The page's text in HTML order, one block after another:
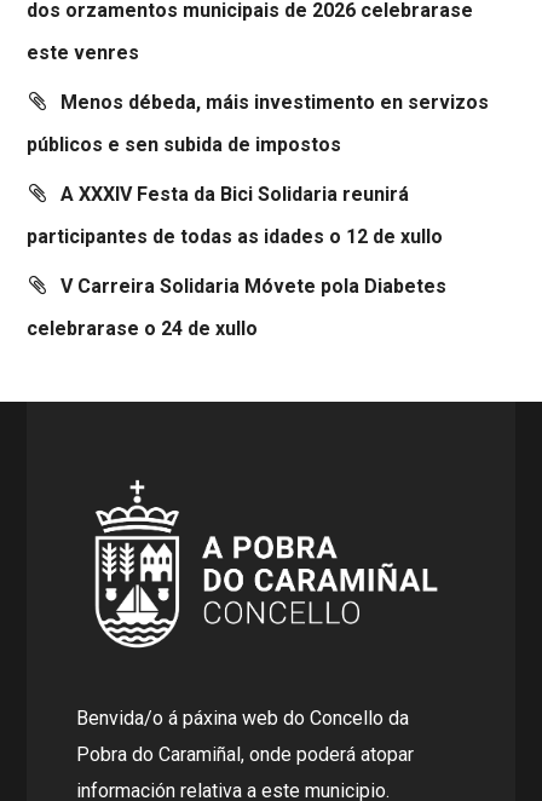
dos orzamentos municipais de 2026 celebrarase
este venres
Menos débeda, máis investimento en servizos
públicos e sen subida de impostos
A XXXIV Festa da Bici Solidaria reunirá
participantes de todas as idades o 12 de xullo
V Carreira Solidaria Móvete pola Diabetes
celebrarase o 24 de xullo
Benvida/o á páxina web do Concello da
Pobra do Caramiñal, onde poderá atopar
información relativa a este municipio.